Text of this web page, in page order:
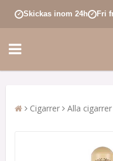
✓ Skickas inom 24h ✓ Fri
Cigarrer Alla cigarrer